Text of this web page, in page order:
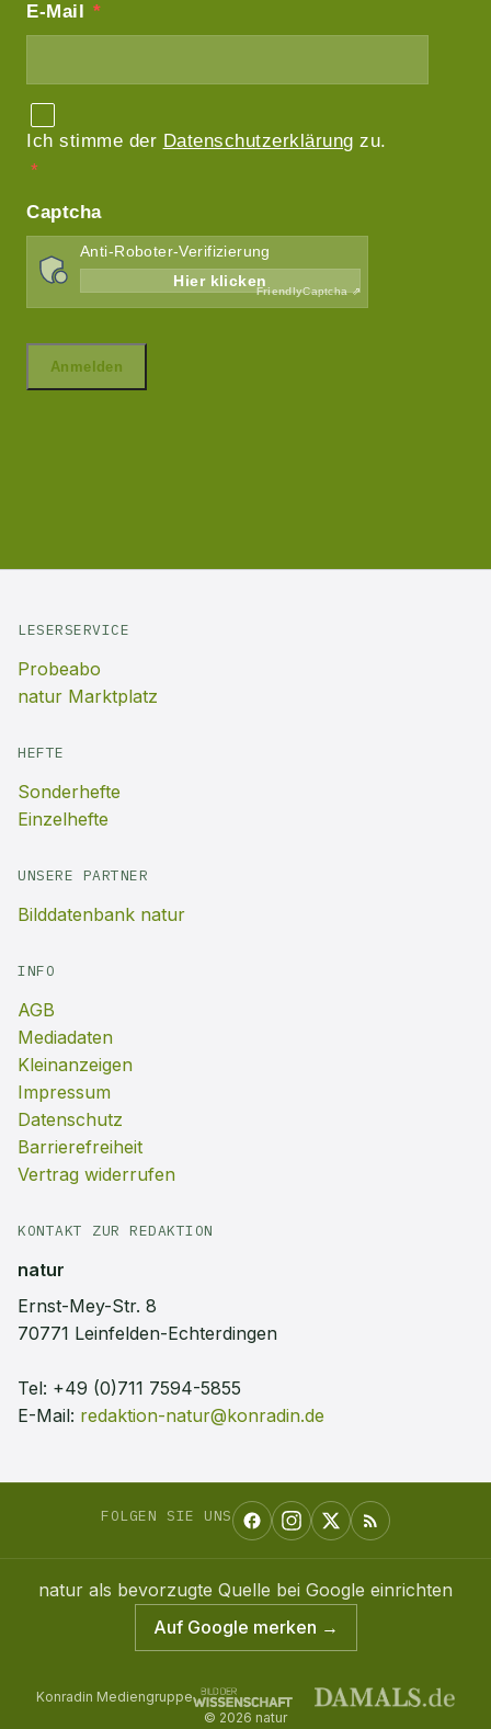
LESERSERVICE
Probeabo
natur Marktplatz
HEFTE
Sonderhefte
Einzelhefte
UNSERE PARTNER
Bilddatenbank natur
INFO
AGB
Mediadaten
Kleinanzeigen
Impressum
Datenschutz
Barrierefreiheit
Vertrag widerrufen
KONTAKT ZUR REDAKTION
natur
Ernst-Mey-Str. 8
70771 Leinfelden-Echterdingen
Tel: +49 (0)711 7594-5855
E-Mail: redaktion-natur@konradin.de
FOLGEN SIE UNS
natur als bevorzugte Quelle bei Google einrichten
Auf Google merken →
Konradin Mediengruppe
© 2026 natur